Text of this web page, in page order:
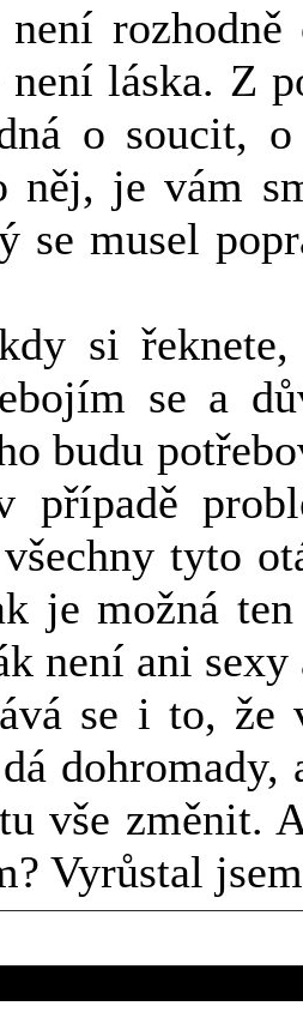
není
láska. Z
o soucit,
něj, je vám
se musel
si řeknete,
se a
budu
případě
tyto
je možná
není ani
se i to,
vše změnit.
Vyrůstal